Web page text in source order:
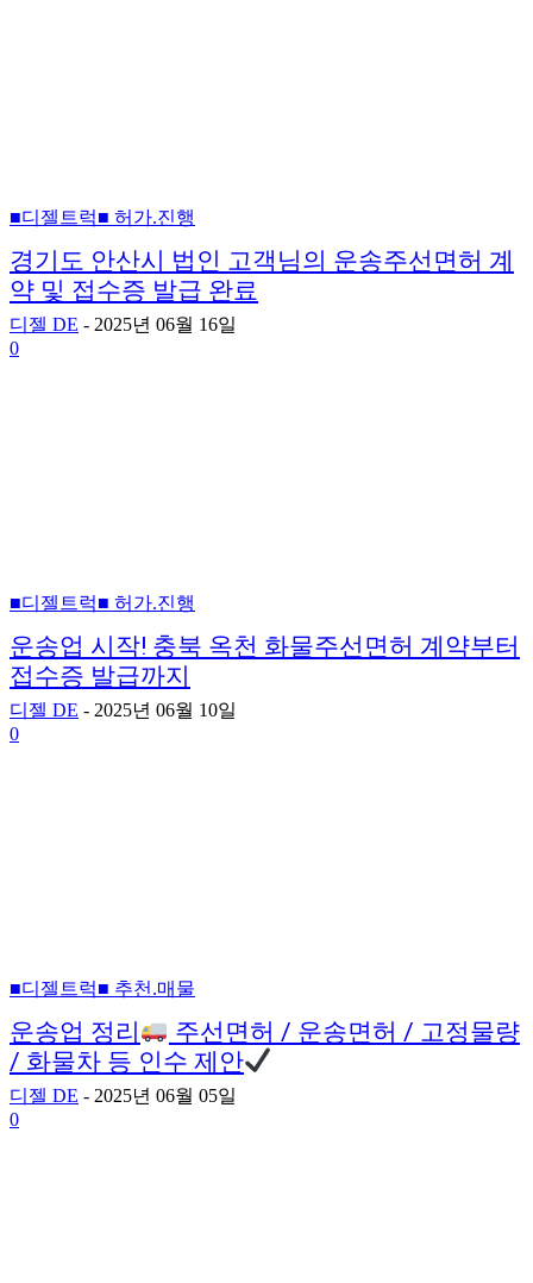
■디젤트럭■ 허가.진행
경기도 안산시 법인 고객님의 운송주선면허 계
약 및 접수증 발급 완료
디젤 DE - 2025년 06월 16일
0
■디젤트럭■ 허가.진행
운송업 시작! 충북 옥천 화물주선면허 계약부터
접수증 발급까지
디젤 DE - 2025년 06월 10일
0
■디젤트럭■ 추천.매물
운송업 정리
주선면허 / 운송면허 / 고정물량
/ 화물차 등 인수 제안
디젤 DE - 2025년 06월 05일
0